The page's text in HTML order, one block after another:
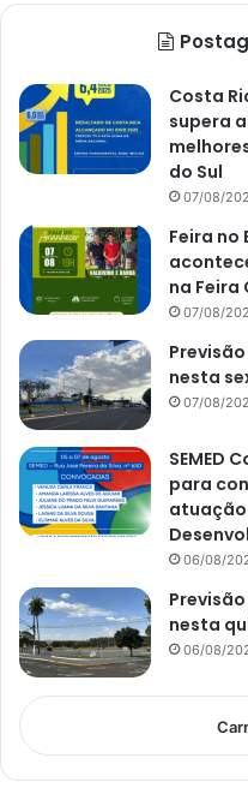
Costa
supera
do Sul
07/08/
Feira no
na Feira
07/08/
nesta
07/08/
SEMED
para
atuação
06/08/
nesta
06/08/